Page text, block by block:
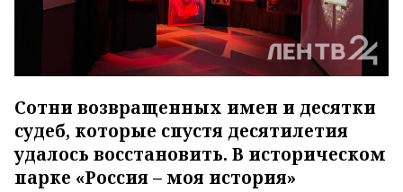
Сотни возвращенных имен и десятки
судеб, которые спустя десятилетия
удалось восстановить. В историческом
парке «Россия – моя история»